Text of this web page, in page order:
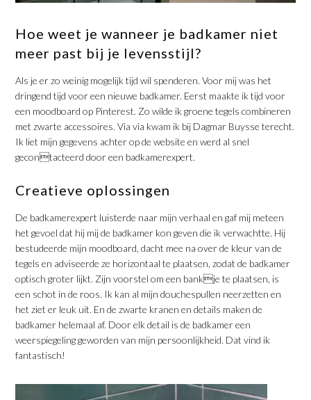
Hoe weet je wanneer je badkamer niet
meer past bij je levensstijl?
Als je er zo weinig mogelijk tijd wil spenderen. Voor mij was het
dringend tijd voor een nieuwe badkamer. Eerst maakte ik tijd voor
een moodboard op Pinterest. Zo wilde ik groene tegels combineren
met zwarte accessoires. Via via kwam ik bij Dagmar Buysse terecht.
Ik liet mijn gegevens achter op de website en werd al snel
gecontacteerd door een badkamerexpert.
Creatieve oplossingen
De badkamerexpert luisterde naar mijn verhaal en gaf mij meteen
het gevoel dat hij mij de badkamer kon geven die ik verwachtte. Hij
bestudeerde mijn moodboard, dacht mee na over de kleur van de
tegels en adviseerde ze horizontaal te plaatsen, zodat de badkamer
optisch groter lijkt. Zijn voorstel om een bankje te plaatsen, is
een schot in de roos. Ik kan al mijn douchespullen neerzetten en
het ziet er leuk uit. En de zwarte kranen en details maken de
badkamer helemaal af. Door elk detail is de badkamer een
weerspiegeling geworden van mijn persoonlijkheid. Dat vind ik
fantastisch!